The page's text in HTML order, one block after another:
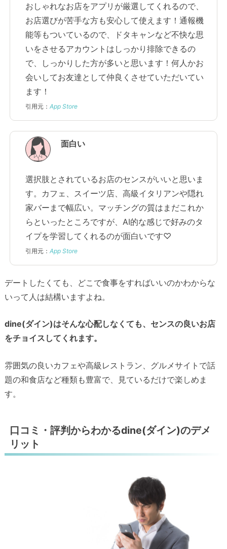
おしゃれなお店をアプリが厳選してくれるので、
お店選びが苦手な方も安心して使えます！通報機
能等もついているので、ドタキャンなど不快な思
いをさせるアカウントはしっかり排除できるの
で、しっかりした方が多いと思います！何人かお
会いしてお友達として仲良くさせていただいてい
ます！
引用元： App Store
面白い
選択肢とされているお店のセンスがいいと思いま
す。カフェ、スイーツ店、高級イタリアンや隠れ
家バーまで幅広い。マッチングの質はまだこれか
らといったところですが、AI的な感じで好みのタ
イプを学習してくれるのが面白いです♡
引用元： App Store
デートしたくても、どこで食事をすればいいのかわからな
いって人は結構いますよね。
dine(ダイン)はそんな心配しなくても、センスの良いお店
をチョイスしてくれます。
雰囲気の良いカフェや高級レストラン、グルメサイトで話
題の和食店など種類も豊富で、見ているだけで楽しめま
す。
口コミ・評判からわかるdine(ダイン)のデメ
リット